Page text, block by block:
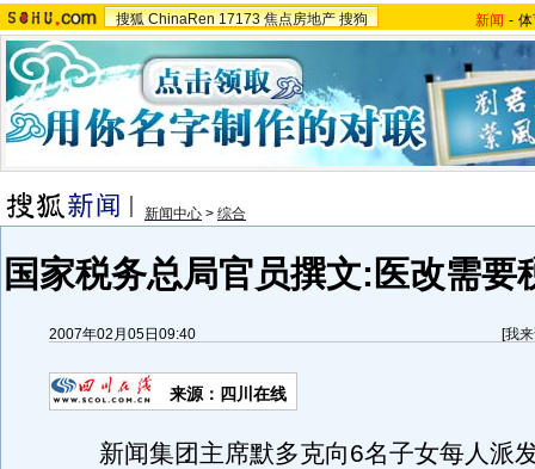
搜狐 ChinaRen 17173 焦点房地产 搜狗 新闻 -
新闻中心 > 综合
国家税务总局官员撰文:医改需要
2007年02月05日09:40 [我
来源：四川在线
新闻集团主席默多克向6名子女每人派